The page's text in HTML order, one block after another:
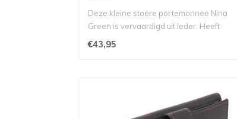
Deze kleine stoere portemonnee Nina
Green is vervaardigd uit leder. Heeft
ruimte..
€43,95